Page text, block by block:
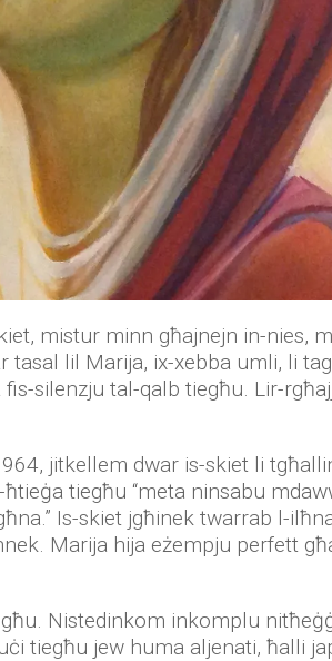
mistur minn għajnejn in-nies,
lil Marija, ix-xebba umli, li
silenzju tal-qalb tiegħu. Lir-
jitkellem dwar is-skiet li
tiegħu “meta ninsabu
Is-skiet jgħinek twarrab l-
Marija hija eżempju perfett
Nistedinkom inkomplu
tiegħu jew huma aljenati, ħalli